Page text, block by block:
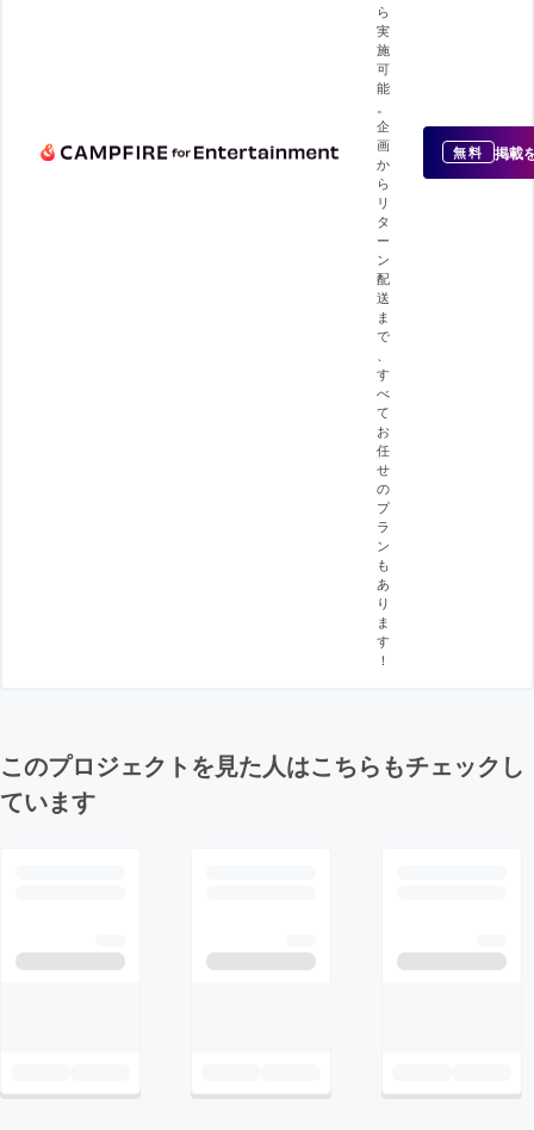
ら
実
施
可
能
企
画
か
ら
リ
タ
ー
ン
配
送
ま
で
す
べ
て
お
任
せ
の
プ
ラ
ン
も
あ
り
ま
す
！
無料 掲載
このプロジェクトを見た人はこちらもチェックし
ています